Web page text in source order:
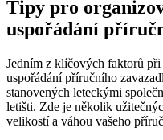
Tipy pro
uspořádání
Jedním z klíčových faktorů při
uspořádání příručního
stanovených leteckými
letišti. Zde je několik
velikostí a váhou vašeho